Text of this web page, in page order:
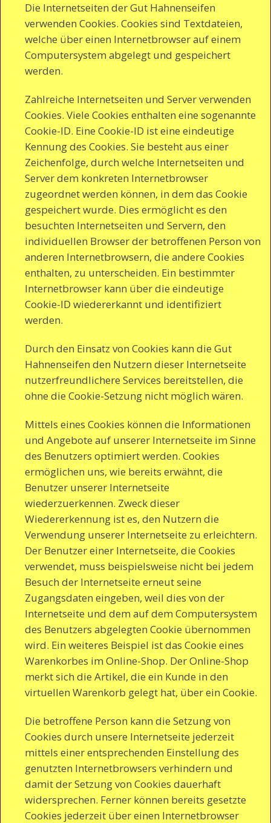
Die Internetseiten der Gut Hahnenseifen
verwenden Cookies. Cookies sind Textdateien,
welche über einen Internetbrowser auf einem
Computersystem abgelegt und gespeichert
werden.
Zahlreiche Internetseiten und Server verwenden
Cookies. Viele Cookies enthalten eine sogenannte
Cookie-ID. Eine Cookie-ID ist eine eindeutige
Kennung des Cookies. Sie besteht aus einer
Zeichenfolge, durch welche Internetseiten und
Server dem konkreten Internetbrowser
zugeordnet werden können, in dem das Cookie
gespeichert wurde. Dies ermöglicht es den
besuchten Internetseiten und Servern, den
individuellen Browser der betroffenen Person von
anderen Internetbrowsern, die andere Cookies
enthalten, zu unterscheiden. Ein bestimmter
Internetbrowser kann über die eindeutige
Cookie-ID wiedererkannt und identifiziert
werden.
Durch den Einsatz von Cookies kann die Gut
Hahnenseifen den Nutzern dieser Internetseite
nutzerfreundlichere Services bereitstellen, die
ohne die Cookie-Setzung nicht möglich wären.
Mittels eines Cookies können die Informationen
und Angebote auf unserer Internetseite im Sinne
des Benutzers optimiert werden. Cookies
ermöglichen uns, wie bereits erwähnt, die
Benutzer unserer Internetseite
wiederzuerkennen. Zweck dieser
Wiedererkennung ist es, den Nutzern die
Verwendung unserer Internetseite zu erleichtern.
Der Benutzer einer Internetseite, die Cookies
verwendet, muss beispielsweise nicht bei jedem
Besuch der Internetseite erneut seine
Zugangsdaten eingeben, weil dies von der
Internetseite und dem auf dem Computersystem
des Benutzers abgelegten Cookie übernommen
wird. Ein weiteres Beispiel ist das Cookie eines
Warenkorbes im Online-Shop. Der Online-Shop
merkt sich die Artikel, die ein Kunde in den
virtuellen Warenkorb gelegt hat, über ein Cookie.
Die betroffene Person kann die Setzung von
Cookies durch unsere Internetseite jederzeit
mittels einer entsprechenden Einstellung des
genutzten Internetbrowsers verhindern und
damit der Setzung von Cookies dauerhaft
widersprechen. Ferner können bereits gesetzte
Cookies jederzeit über einen Internetbrowser